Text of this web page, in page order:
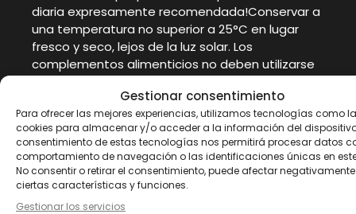
Gestionar consentimiento
Para ofrecer las mejores experiencias, utilizamos tecnologías como
cookies para almacenar y/o acceder a la información del
consentimiento de estas tecnologías nos permitirá procesar datos
comportamiento de navegación o las identificaciones únicas en
No consentir o retirar el consentimiento, puede afectar
ciertas características y funciones.
Gestionar los servicios
diaria expresamente recomendada!Conservar a
una temperatura no superior a 25°C en lugar
fresco y seco, lejos de la luz solar. Los
complementos alimenticios no deben utilizarse
Recordamos la importancia de seguir una dieta
variada y equilibrada y un estilo de vida
saludable. El fabricante no se responsabiliza de
los daños causados por uso, conservación o
almacenamiento inapropiado por parte del
consumidor. Lote y consumir preferentemente
antes del fin de: Ver impreso.